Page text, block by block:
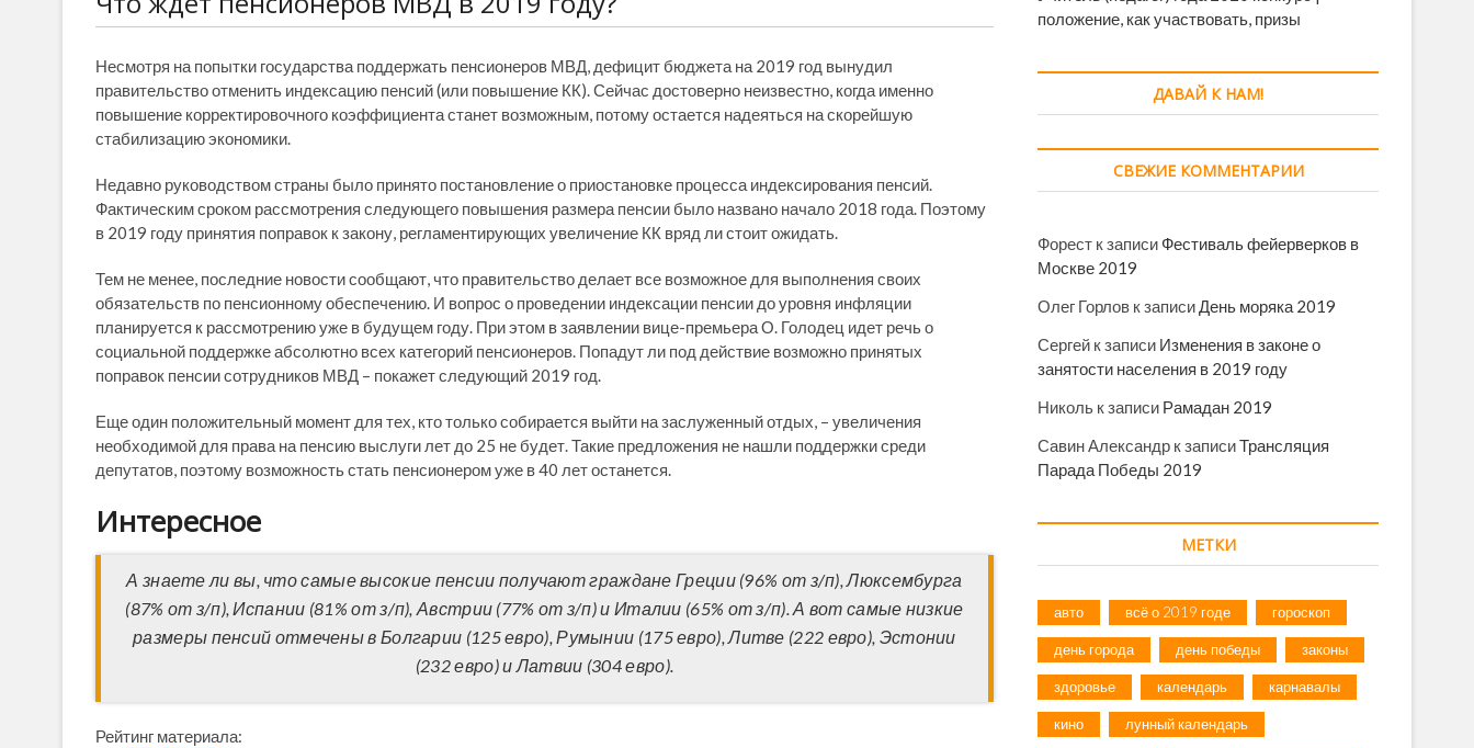
Несмотря на попытки государства поддержать пенсионеров МВД, дефицит бюджета на 2019 год вынудил
правительство отменить индексацию пенсий (или повышение КК). Сейчас достоверно неизвестно, когда именно
повышение корректировочного коэффициента станет возможным, потому остается надеяться на скорейшую
стабилизацию экономики.
Недавно руководством страны было принято постановление о приостановке процесса индексирования пенсий.
Фактическим сроком рассмотрения следующего повышения размера пенсии было названо начало 2018 года. Поэтому
в 2019 году принятия поправок к закону, регламентирующих увеличение КК вряд ли стоит ожидать.
Тем не менее, последние новости сообщают, что правительство делает все возможное для выполнения своих
обязательств по пенсионному обеспечению. И вопрос о проведении индексации пенсии до уровня инфляции
планируется к рассмотрению уже в будущем году. При этом в заявлении вице-премьера О. Голодец идет речь о
социальной поддержке абсолютно всех категорий пенсионеров. Попадут ли под действие возможно принятых
поправок пенсии сотрудников МВД – покажет следующий 2019 год.
Еще один положительный момент для тех, кто только собирается выйти на заслуженный отдых, – увеличения
необходимой для права на пенсию выслуги лет до 25 не будет. Такие предложения не нашли поддержки среди
депутатов, поэтому возможность стать пенсионером уже в 40 лет останется.
Интересное
А знаете ли вы, что самые высокие пенсии получают граждане Греции (96% от з/п), Люксембурга
(87% от з/п), Испании (81% от з/п), Австрии (77% от з/п) и Италии (65% от з/п). А вот самые низкие
размеры пенсий отмечены в Болгарии (125 евро), Румынии (175 евро), Литве (222 евро), Эстонии
(232 евро) и Латвии (304 евро).
Рейтинг материала:
положение, как участвовать, призы
ДАВАЙ К НАМ!
СВЕЖИЕ КОММЕНТАРИИ
Форест к записи Фестиваль фейерверков в
Москве 2019
Олег Горлов к записиДень моряка 2019
Сергей к записи Изменения в законе о
занятости населения в 2019 году
Николь к записи Рамадан 2019
Савин Александр к записиТрансляция
Парада Победы 2019
МЕТКИ
авто всё о 2019 годе гороскоп
день города день победы законы
здоровье календарь карнавалы
кино лунный календарь